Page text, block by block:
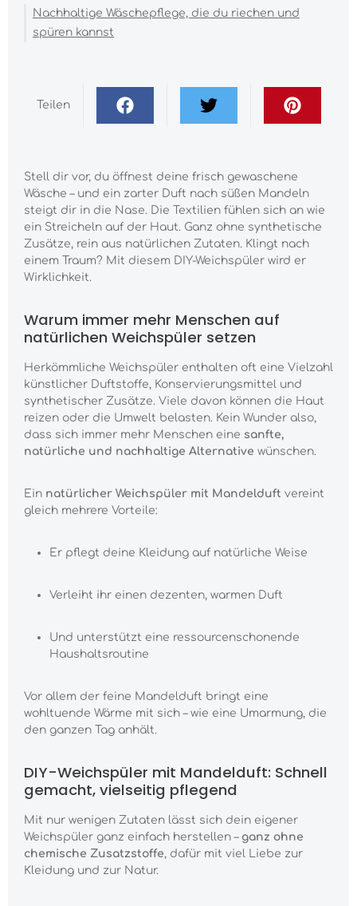
Nachhaltige Wäschepflege, die du riechen und
spüren kannst
Teilen
Stell dir vor, du öffnest deine frisch gewaschene
Wäsche – und ein zarter Duft nach süßen Mandeln
steigt dir in die Nase. Die Textilien fühlen sich an wie
ein Streicheln auf der Haut. Ganz ohne synthetische
Zusätze, rein aus natürlichen Zutaten. Klingt nach
einem Traum? Mit diesem DIY-Weichspüler wird er
Wirklichkeit.
Warum immer mehr Menschen auf
natürlichen Weichspüler setzen
Herkömmliche Weichspüler enthalten oft eine Vielzahl
künstlicher Duftstoffe, Konservierungsmittel und
synthetischer Zusätze. Viele davon können die Haut
reizen oder die Umwelt belasten. Kein Wunder also,
dass sich immer mehr Menschen eine sanfte,
natürliche und nachhaltige Alternative wünschen.
Ein natürlicher Weichspüler mit Mandelduft vereint
gleich mehrere Vorteile:
Er pflegt deine Kleidung auf natürliche Weise
Verleiht ihr einen dezenten, warmen Duft
Und unterstützt eine ressourcenschonende
Haushaltsroutine
Vor allem der feine Mandelduft bringt eine
wohltuende Wärme mit sich – wie eine Umarmung, die
den ganzen Tag anhält.
DIY-Weichspüler mit Mandelduft: Schnell
gemacht, vielseitig pflegend
Mit nur wenigen Zutaten lässt sich dein eigener
Weichspüler ganz einfach herstellen – ganz ohne
chemische Zusatzstoffe, dafür mit viel Liebe zur
Kleidung und zur Natur.